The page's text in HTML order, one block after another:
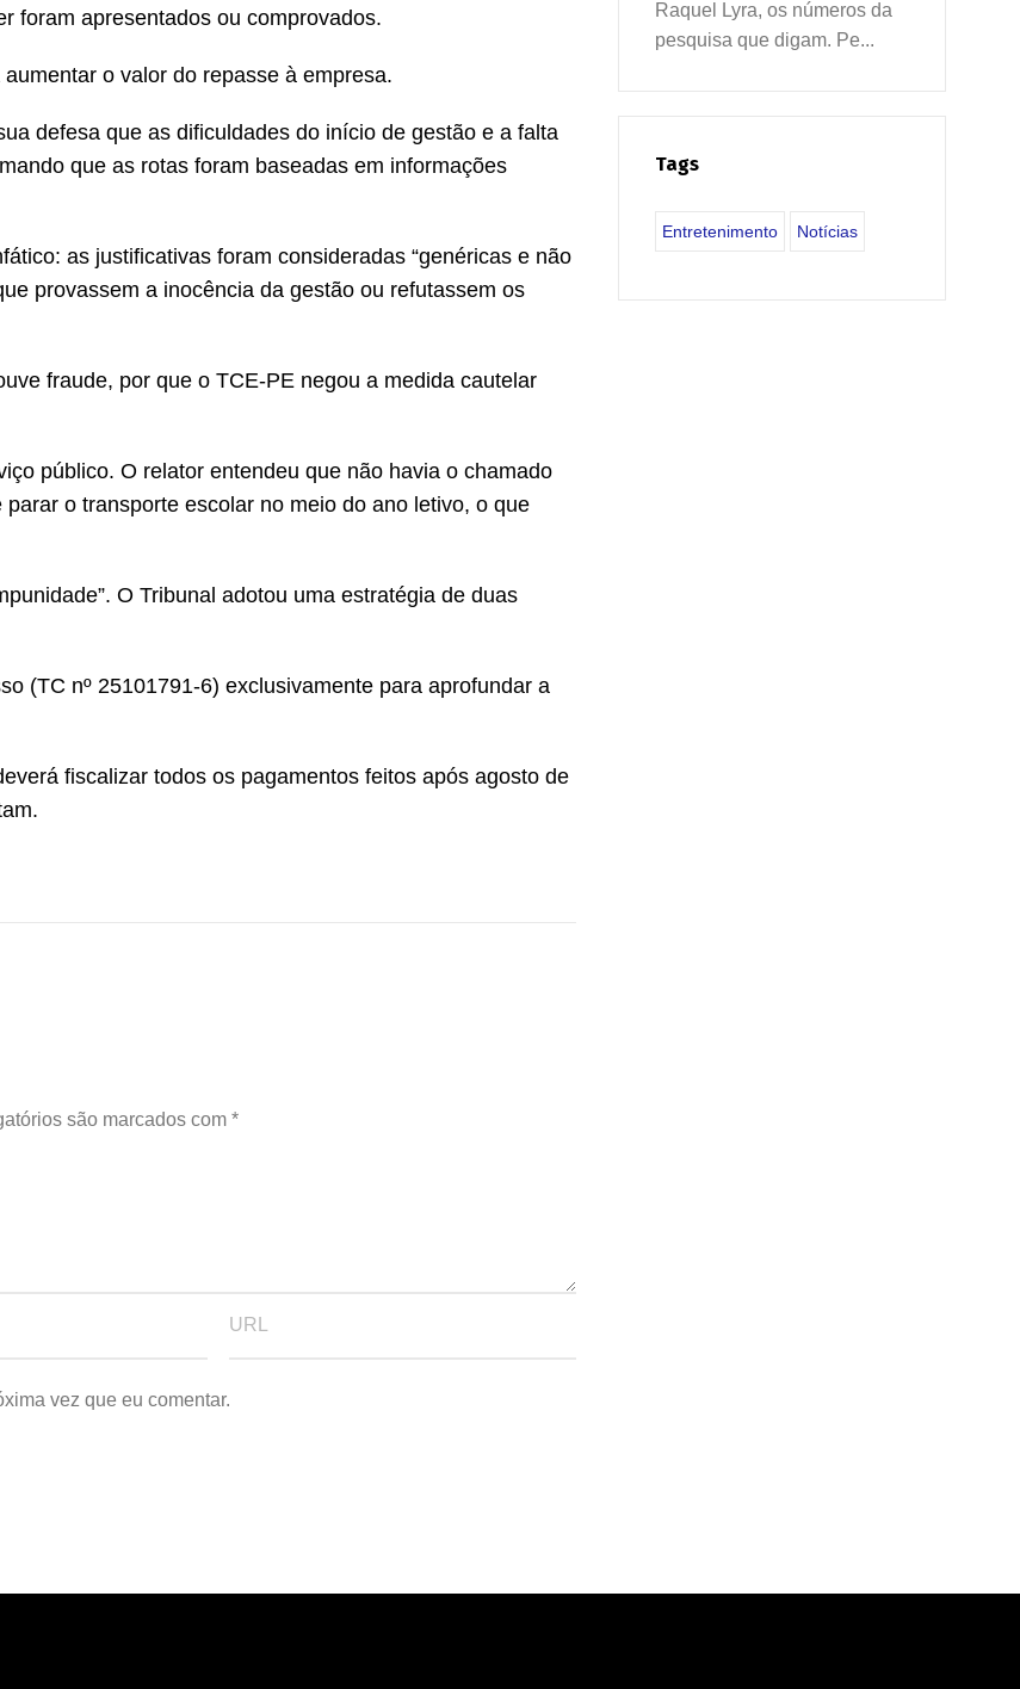
foram apresentados ou comprovados.
o valor do repasse à empresa.
defesa que as dificuldades do início de gestão e a falta
que as rotas foram baseadas em informações
as justificativas foram consideradas “genéricas e não
provassem a inocência da gestão ou refutassem os
fraude, por que o TCE-PE negou a medida cautelar
público. O relator entendeu que não havia o chamado
o transporte escolar no meio do ano letivo, o que
O Tribunal adotou uma estratégia de duas
(TC nº 25101791-6) exclusivamente para aprofundar a
fiscalizar todos os pagamentos feitos após agosto de
são marcados com *
vez que eu comentar.
Raquel Lyra, os números da
pesquisa que digam. Pe...
Tags
Entretenimento Notícias